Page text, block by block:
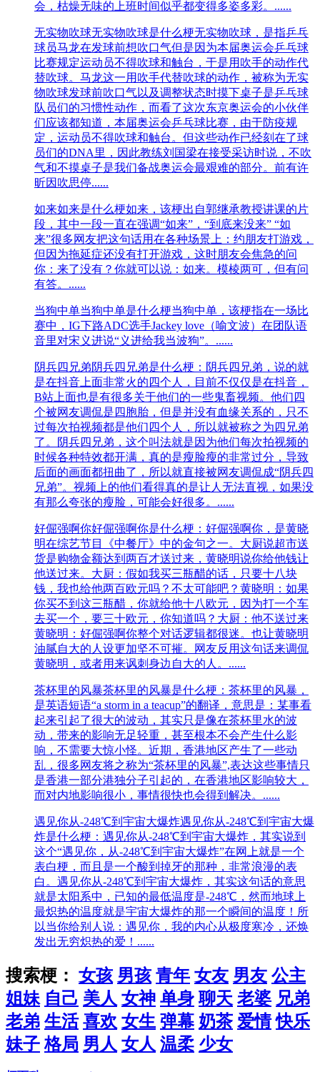
会，枯燥无味的上班时间似乎都变得多姿多彩。......
无实物吹球无实物吹球是什么梗无实物吹球，是指乒乓
球员马龙在发球前想吹口气但是因为本届奥运会乒乓球
比赛规定运动员不得吹球和触台，于是用吹手的动作代
替吹球。马龙‌‌‌‌‌‌‌‌‌‌‌这一用吹手代替吹球的动作，被称为无实
物吹球发球前吹口气以及调整状态时摸下桌子是乒乓球
队员们的习惯性动作，而看了这次东京奥运会的小伙伴
们应该都知道，本届奥运会乒乓球比赛，由于防疫规
定，运动员不得吹球和触台。但这些动作已经刻在了球
员们的DNA里，因此教练刘国梁在接受采访时说，不吹
气和不摸桌子是我们备战奥运会最艰难的部分。前有许
昕因吹思停......
如来如来是什么梗如来，该梗出自郭继承教授讲课的片
段，其中一段一直在强调“如来”，“到底来没来” “如
来”很多网友把这句话用在各种场景上：约朋友打游戏，
但因为拖延症还没有打开游戏，这时朋友会焦急的问
你：来了没有？你就可以说：如来。模棱两可，但有问
有答。......
当狗中单当狗中单是什么梗当狗中单，该梗指在一场比
赛中，IG下路ADC选手Jackey love（喻文波）在团队语
音里对宋义进说“义进给我当波狗”。......
阴兵四兄弟阴兵四兄弟是什么梗：阴兵四兄弟，说的就
是在抖音上面非常火的四个人，目前不仅仅是在抖音，
B站上面也是有很多关于他们的一些鬼畜视频。他们四
个被网友调侃是四胞胎，但是并没有血缘关系的，只不
过每次拍视频都是他们四个人，所以就被称之为四兄弟
了。阴兵四兄弟，这个叫法就是因为他们每次拍视频的
时候各种特效都开满，真的是瘦脸瘦的非常过分，导致
后面的画面都扭曲了，所以就直接被网友调侃成“阴兵四
兄弟”。视频上的他们看得真的是让人无法直视，如果没
有那么夸张的瘦脸，可能会好很多。......
好倔强啊你好倔强啊你是什么梗：好倔强啊你，是黄晓
明在综艺节目《中餐厅》中的金句之一。大厨说超市送
货是购物金额达到两百才送过来，黄晓明说你给他钱让
他送过来。大厨：假如我买三瓶醋的话，只要十八块
钱，我也给他两百欧元吗？不太可能吧？黄晓明：如果
你买不到这三瓶醋，你就给他十八欧元，因为打一个车
去买一个，要三十欧元，你知道吗？大厨：他不送过来
黄晓明：好倔强啊你整个对话逻辑都很迷。也让黄晓明
油腻自大的人设更加坚不可摧。网友反用这句话来调侃
黄晓明，或者用来讽刺身边自大的人。......
茶杯里的风暴茶杯里的风暴是什么梗：茶杯里的风暴，
是英语短语“a storm in a teacup”的翻译，意思是：某事看
起来引起了很大的波动，其实只是像在茶杯里水的波
动，带来的影响无足轻重，甚至根本不会产生什么影
响，不需要大惊小怪。近期，香港地区产生了一些动
乱，很多网友将之称为“茶杯里的风暴”,表达这些事情只
是香港一部分港独分子引起的，在香港地区影响较大，
而对内地影响很小，事情很快也会得到解决。......
遇见你从-248℃到宇宙大爆炸遇见你从-248℃到宇宙大爆
炸是什么梗：遇见你从-248℃到宇宙大爆炸，其实说到
这个“遇见你，从-248℃到宇宙大爆炸”在网上就是一个
表白梗，而且是一个酸到掉牙的那种，非常浪漫的表
白。遇见你从-248℃到宇宙大爆炸，其实这句话的意思
就是太阳系中，已知的最低温度是-248℃，然而地球上
最炽热的温度就是宇宙大爆炸的那一个瞬间的温度！所
以当你给别人说：遇见你，我的内心从极度寒冷，还焕
发出无穷炽热的爱！......
搜索梗： 女孩 男孩 青年 女友 男友 公主
姐妹 自己 美人 女神 单身 聊天 老婆 兄弟
老弟 生活 喜欢 女生 弹幕 奶茶 爱情 快乐
妹子 格局 男人 女人 温柔 少女